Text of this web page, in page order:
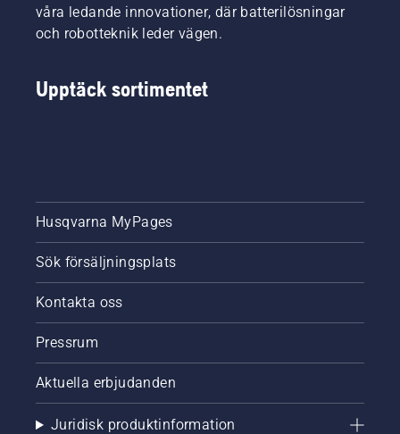
våra ledande innovationer, där batterilösningar
och robotteknik leder vägen.
Upptäck sortimentet
Husqvarna MyPages
Sök försäljningsplats
Kontakta oss
Pressrum
Aktuella erbjudanden
Juridisk produktinformation